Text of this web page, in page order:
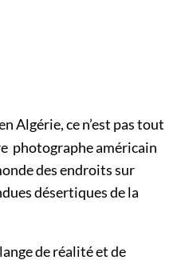
Algérie, ce n’est pas tout
photographe américain
des endroits sur
désertiques de la
de réalité et de